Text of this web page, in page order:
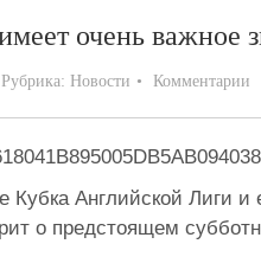
очень важное
Рубрика: Новости Комментарии
Кубка Английской Лиги
о предстоящем